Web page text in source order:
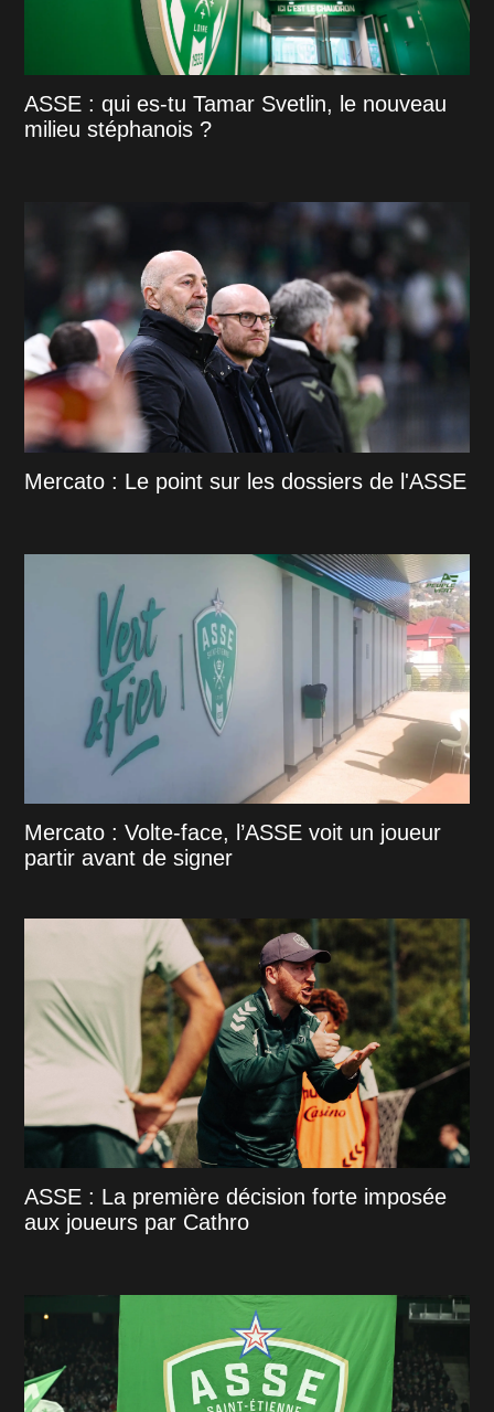
ASSE : qui es-tu Tamar Svetlin, le nouveau
milieu stéphanois ?
Mercato : Le point sur les dossiers de l'ASSE
Mercato : Volte-face, l’ASSE voit un joueur
partir avant de signer
ASSE : La première décision forte imposée
aux joueurs par Cathro